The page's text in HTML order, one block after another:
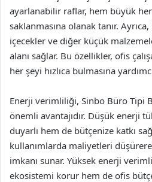
ayarlanabilir raflar, hem büyük
saklanmasına olanak tanır.
içecekler ve diğer küçük
alanı sağlar. Bu özellikler, ofis
her şeyi hızlıca bulmasına
Enerji verimliliği, Sinbo Büro Tipi
önemli avantajıdır. Düşük enerji
duyarlı hem de bütçenize katkı
kullanımlarda maliyetleri
imkanı sunar. Yüksek enerji
ekosistemi korur hem de ofis